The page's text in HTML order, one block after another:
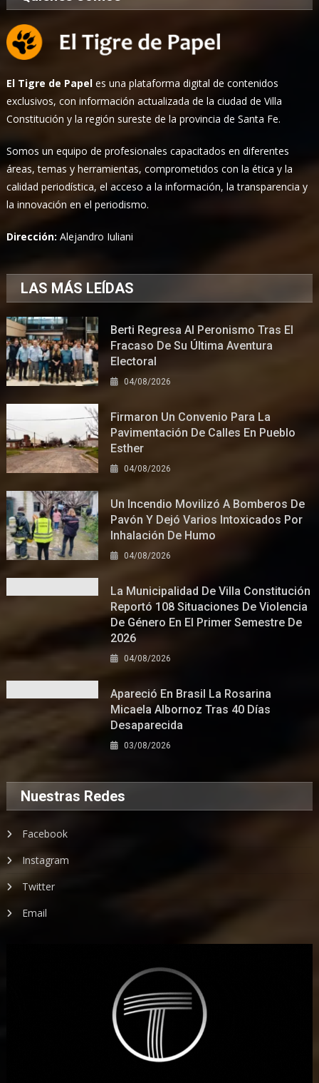
El Tigre de Papel es una plataforma digital de contenidos
exclusivos, con información actualizada de la ciudad de Villa
Constitución y la región sureste de la provincia de Santa Fe.
Somos un equipo de profesionales capacitados en diferentes
áreas, temas y herramientas, comprometidos con la ética y la
calidad periodística, el acceso a la información, la transparencia y
la innovación en el periodismo.
Dirección:Alejandro Iuliani
LAS MÁS LEÍDAS
Berti Regresa Al Peronismo Tras El
Fracaso De Su Última Aventura
Electoral
04/08/2026
Firmaron Un Convenio Para La
Pavimentación De Calles En Pueblo
Esther
04/08/2026
Un Incendio Movilizó A Bomberos De
Pavón Y Dejó Varios Intoxicados Por
Inhalación De Humo
04/08/2026
La Municipalidad De Villa Constitución
Reportó 108 Situaciones De Violencia
De Género En El Primer Semestre De
2026
04/08/2026
Apareció En Brasil La Rosarina
Micaela Albornoz Tras 40 Días
Desaparecida
03/08/2026
Nuestras Redes
Facebook
Instagram
Twitter
Email